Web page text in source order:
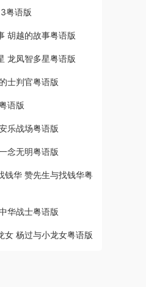
粤语版
胡越的故事粤语版
龙凤智多星粤语版
士判官粤语版
语版
乐战场粤语版
念无明粤语版
钱华 赞先生与找钱华粤
华战士粤语版
女 杨过与小龙女粤语版